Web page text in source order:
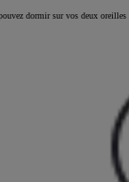
dormir sur vos deux